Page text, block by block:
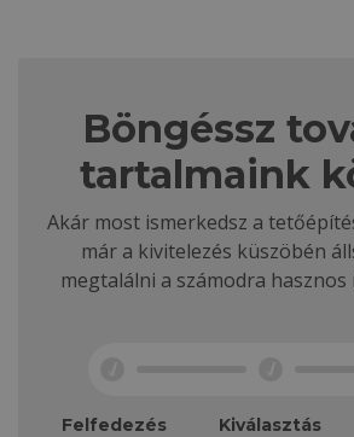
Böngéssz
tartalmaink
Akár most ismerkedsz a
már a kivitelezés küszöbén
megtalálni a számodra
Felfedezés Kiválasztás